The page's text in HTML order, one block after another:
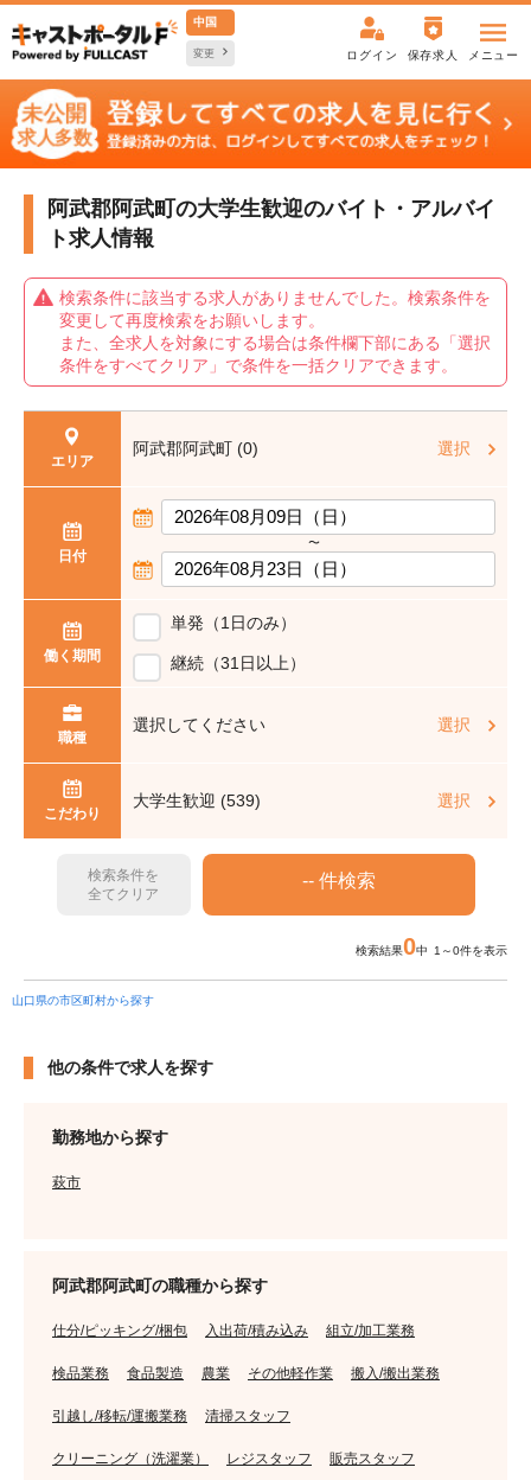
中国
変更 ログイン 保存求人 メニュー
阿武郡阿武町の大学生歓迎のバイト・アルバイ
ト求人情報
検索条件に該当する求人がありませんでした。検索条件を
変更して再度検索をお願いします。
また、全求人を対象にする場合は条件欄下部にある「選択
条件をすべてクリア」で条件を一括クリアできます。
エリア
阿武郡阿武町 (0) 選択
日付
〜
働く期間
単発（1日のみ）
継続（31日以上）
職種
選択してください 選択
こだわり
大学生歓迎 (539) 選択
検索条件を
全てクリア
検索結果0中 1～0件を表示
山口県の市区町村から探す
他の条件で求人を探す
勤務地から探す
萩市
阿武郡阿武町の職種から探す
仕分/ピッキング/梱包 入出荷/積み込み 組立/加工業務
検品業務 食品製造 農業 その他軽作業 搬入/搬出業務
引越し/移転/運搬業務 清掃スタッフ
クリーニング（洗濯業） レジスタッフ 販売スタッフ